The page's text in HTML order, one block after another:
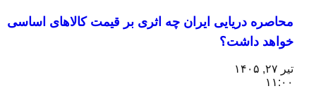
محاصره دریایی ایران چه اثری بر قیمت کالاهای اساسی
خواهد داشت؟
۱۱:۰۰